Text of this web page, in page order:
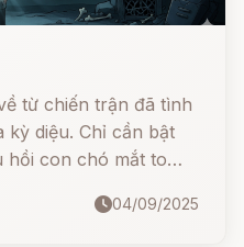
từ chiến trận đã tình
diệu. Chỉ cần bật
hồi con chó mắt to
là con chó mắt to
04/09/2025